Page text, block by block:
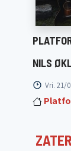
NILS
Vri. 21/